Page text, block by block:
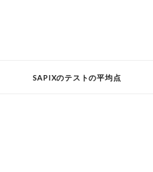
SAPIXのテストの平均点